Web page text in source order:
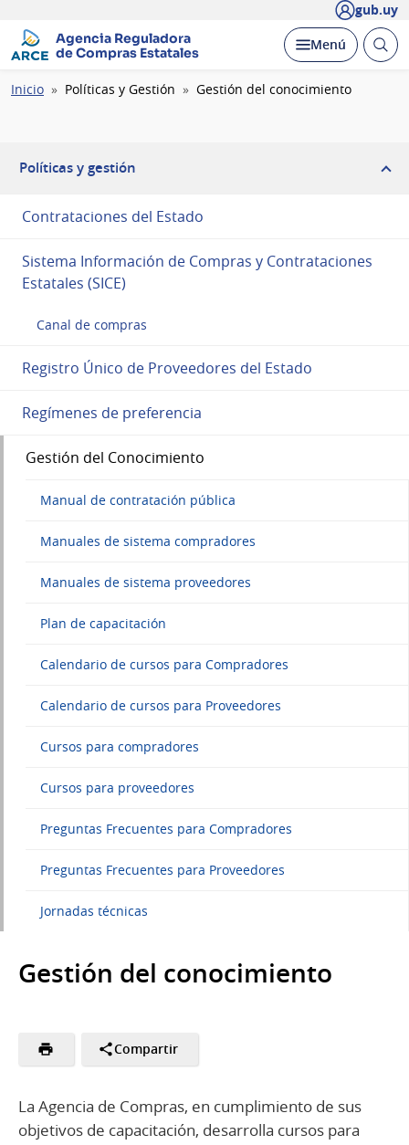
gub.uy
Agencia Reguladora
de Compras Estatales
Desplegar
Menú Abrir
Ruta
Inicio Políticas y Gestión Gestión del conocimiento
Políticas y gestión
Contrataciones del Estado
Sistema Información de Compras y Contrataciones
Estatales (SICE)
Canal de compras
Registro Único de Proveedores del Estado
Regímenes de preferencia
Gestión del Conocimiento
Manual de contratación pública
Manuales de sistema compradores
Manuales de sistema proveedores
Plan de capacitación
Calendario de cursos para Compradores
Calendario de cursos para Proveedores
Cursos para compradores
Cursos para proveedores
Preguntas Frecuentes para Compradores
Preguntas Frecuentes para Proveedores
Jornadas técnicas
Gestión del conocimiento
Compartir
La Agencia de Compras, en cumplimiento de sus
objetivos de capacitación, desarrolla cursos para